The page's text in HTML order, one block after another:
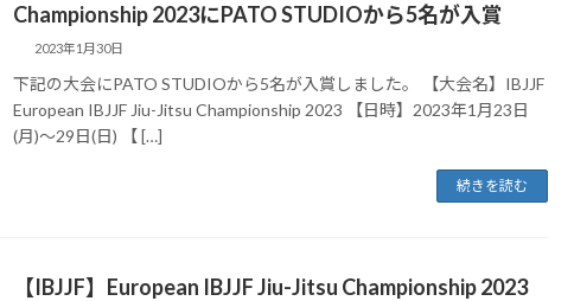
Championship 2023にPATO STUDIOから5名が入賞
2023年1月30日
下記の大会にPATO STUDIOから5名が入賞しました。 【大会名】IBJJF
European IBJJF Jiu-Jitsu Championship 2023 【日時】2023年1月23日
(月)～29日(日) 【 […]
続きを読む
【IBJJF】European IBJJF Jiu-Jitsu Championship 2023